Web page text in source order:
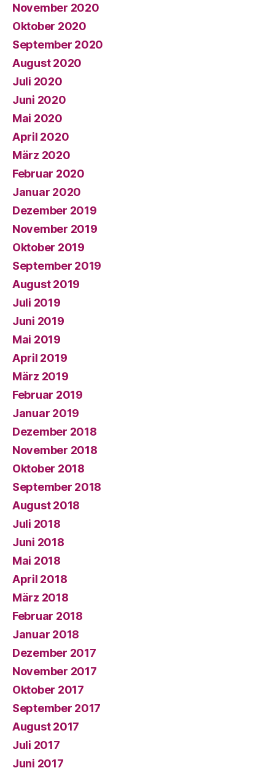
November 2020
Oktober 2020
September 2020
August 2020
Juli 2020
Juni 2020
Mai 2020
April 2020
März 2020
Februar 2020
Januar 2020
Dezember 2019
November 2019
Oktober 2019
September 2019
August 2019
Juli 2019
Juni 2019
Mai 2019
April 2019
März 2019
Februar 2019
Januar 2019
Dezember 2018
November 2018
Oktober 2018
September 2018
August 2018
Juli 2018
Juni 2018
Mai 2018
April 2018
März 2018
Februar 2018
Januar 2018
Dezember 2017
November 2017
Oktober 2017
September 2017
August 2017
Juli 2017
Juni 2017